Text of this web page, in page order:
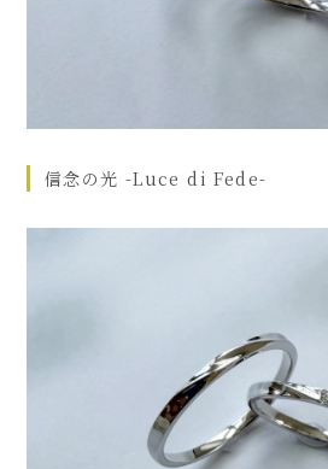
信念の光 -Luce di Fede-